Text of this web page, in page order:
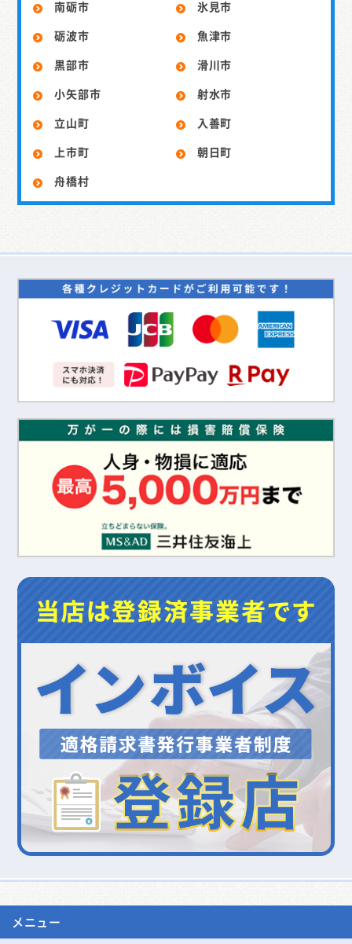
南砺市
氷見市
砺波市
魚津市
黒部市
滑川市
小矢部市
射水市
立山町
入善町
上市町
朝日町
舟橋村
メニュー